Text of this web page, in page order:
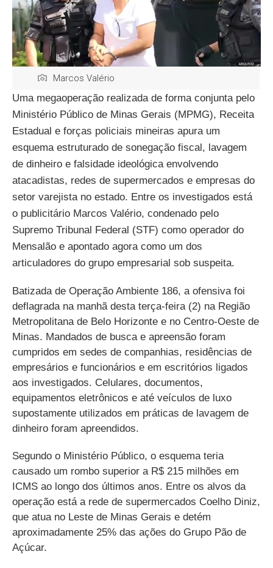
Marcos Valério
Uma megaoperação realizada de forma conjunta pelo
Ministério Público de Minas Gerais (MPMG), Receita
Estadual e forças policiais mineiras apura um
esquema estruturado de sonegação fiscal, lavagem
de dinheiro e falsidade ideológica envolvendo
atacadistas, redes de supermercados e empresas do
setor varejista no estado. Entre os investigados está
o publicitário Marcos Valério, condenado pelo
Supremo Tribunal Federal (STF) como operador do
Mensalão e apontado agora como um dos
articuladores do grupo empresarial sob suspeita.
Batizada de Operação Ambiente 186, a ofensiva foi
deflagrada na manhã desta terça-feira (2) na Região
Metropolitana de Belo Horizonte e no Centro-Oeste de
Minas. Mandados de busca e apreensão foram
cumpridos em sedes de companhias, residências de
empresários e funcionários e em escritórios ligados
aos investigados. Celulares, documentos,
equipamentos eletrônicos e até veículos de luxo
supostamente utilizados em práticas de lavagem de
dinheiro foram apreendidos.
Segundo o Ministério Público, o esquema teria
causado um rombo superior a R$ 215 milhões em
ICMS ao longo dos últimos anos. Entre os alvos da
operação está a rede de supermercados Coelho Diniz,
que atua no Leste de Minas Gerais e detém
aproximadamente 25% das ações do Grupo Pão de
Açúcar.